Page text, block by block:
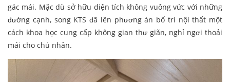
gác mái. Mặc dù sở hữu diện tích không vuông vức với những
đường cạnh, song KTS đã lên phương án bố trí nội thất một
cách khoa học cung cấp không gian thư giãn, nghỉ ngơi thoải
mái cho chủ nhân.